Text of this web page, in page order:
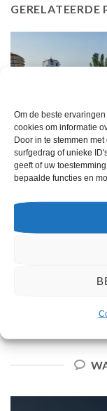
Om de beste
cookies om informatie
Door in te stemmen
surfgedrag of unieke
geeft of uw
bepaalde functies en
GERELATEERDE
COSTA BRAVA
Dwo Sirius by
4uit 5
Dwo Sirius by Checkin
sterren accommodatie
EUR 391.00 per
PRIJZEN EN